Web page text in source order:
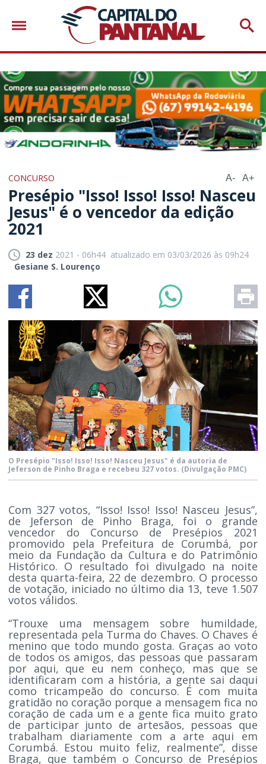
CONCURSO A- A+
Presépio "Isso! Isso! Isso! Nasceu
Jesus" é o vencedor da edição
2021
23 dez 2021 - 06h44 atualizado em 03/03/2026 às 09h24
Gesiane S. Lourenço
O Presépio "Isso! Isso! Isso! Nasceu Jesus" é da autoria de
Jeferson de Pinho Braga e recebeu 327 votos. (Divulgação PMC)
Com 327 votos, “Isso! Isso! Isso! Nasceu Jesus”,
de Jeferson de Pinho Braga, foi o grande
vencedor do Concurso de Presépios 2021
promovido pela Prefeitura de Corumbá, por
meio da Fundação da Cultura e do Patrimônio
Histórico. O resultado foi divulgado na noite
desta quarta-feira, 22 de dezembro. O processo
de votação, iniciado no último dia 13, teve 1.507
votos válidos.
“Trouxe uma mensagem sobre humildade,
representada pela Turma do Chaves. O Chaves é
menino que todo mundo gosta. Graças ao voto
de todos os amigos, das pessoas que passaram
por aqui, que eu nem conheço, mas que se
identificaram com a história, a gente sai daqui
como tricampeão do concurso. É com muita
gratidão no coração porque a mensagem fica no
coração de cada um e a gente fica muito grato
de participar junto de artesãos, pessoas que
trabalham diariamente com a arte aqui em
Corumbá. Estou muito feliz, realmente”, disse
Braga, que também o Concurso de Presépios